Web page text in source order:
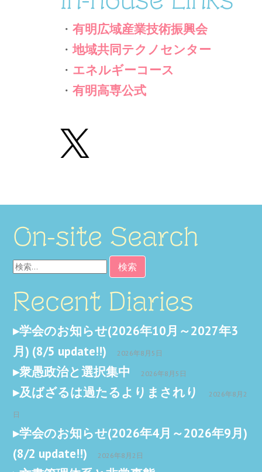
・有明広域産業技術振興会
・地域共同テクノセンター
・ エネルギーコース
・有明高専公式
On-site Search
検
索:
Recent Diaries
学会のお知らせ(2026年10月～2027年3
月) (8/5 update!!)
2026年8月5日
衆愚政治と選択集中 2026年8月5日
及ばざるは過たるよりまされり 2026年8月2
日
学会のお知らせ(2026年4月～2026年9月)
(8/2 update!!)
2026年8月2日